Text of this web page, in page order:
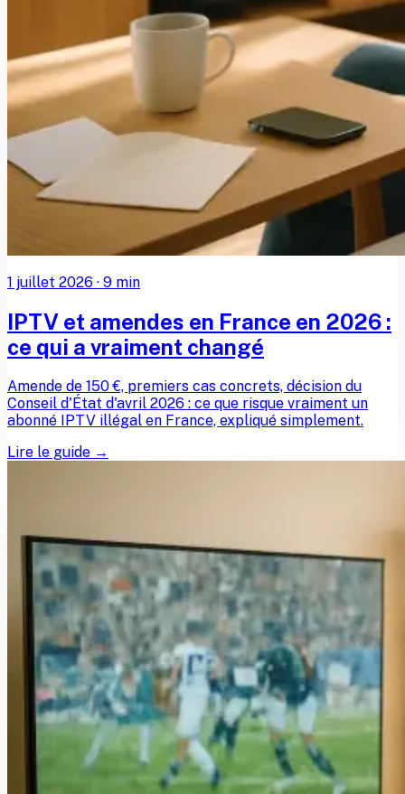
1 juillet 2026 · 9 min
IPTV et amendes en France en 2026 :
ce qui a vraiment changé
Amende de 150 €, premiers cas concrets, décision du
Conseil d'État d'avril 2026 : ce que risque vraiment un
abonné IPTV illégal en France, expliqué simplement.
Lire le guide →